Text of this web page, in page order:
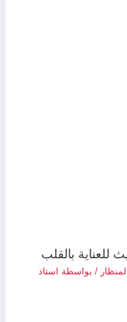
للعناية بالقلب
/ بواسطة
استاذ